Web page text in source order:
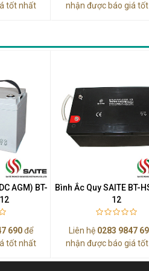
tốt nhất
nhận được báo giá
AGM) BT-
690để
tốt nhất
Bình Ắc Quy SAITE BT-
12
Liên hệ 0283 9847
nhận được báo giá